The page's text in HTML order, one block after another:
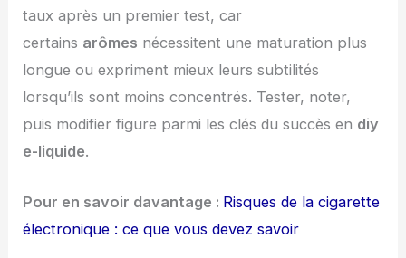
taux après un premier test, car
certains arômes nécessitent une maturation plus
longue ou expriment mieux leurs subtilités
lorsqu’ils sont moins concentrés. Tester, noter,
puis modifier figure parmi les clés du succès en diy
e-liquide.
Pour en savoir davantage : Risques de la cigarette
électronique : ce que vous devez savoir